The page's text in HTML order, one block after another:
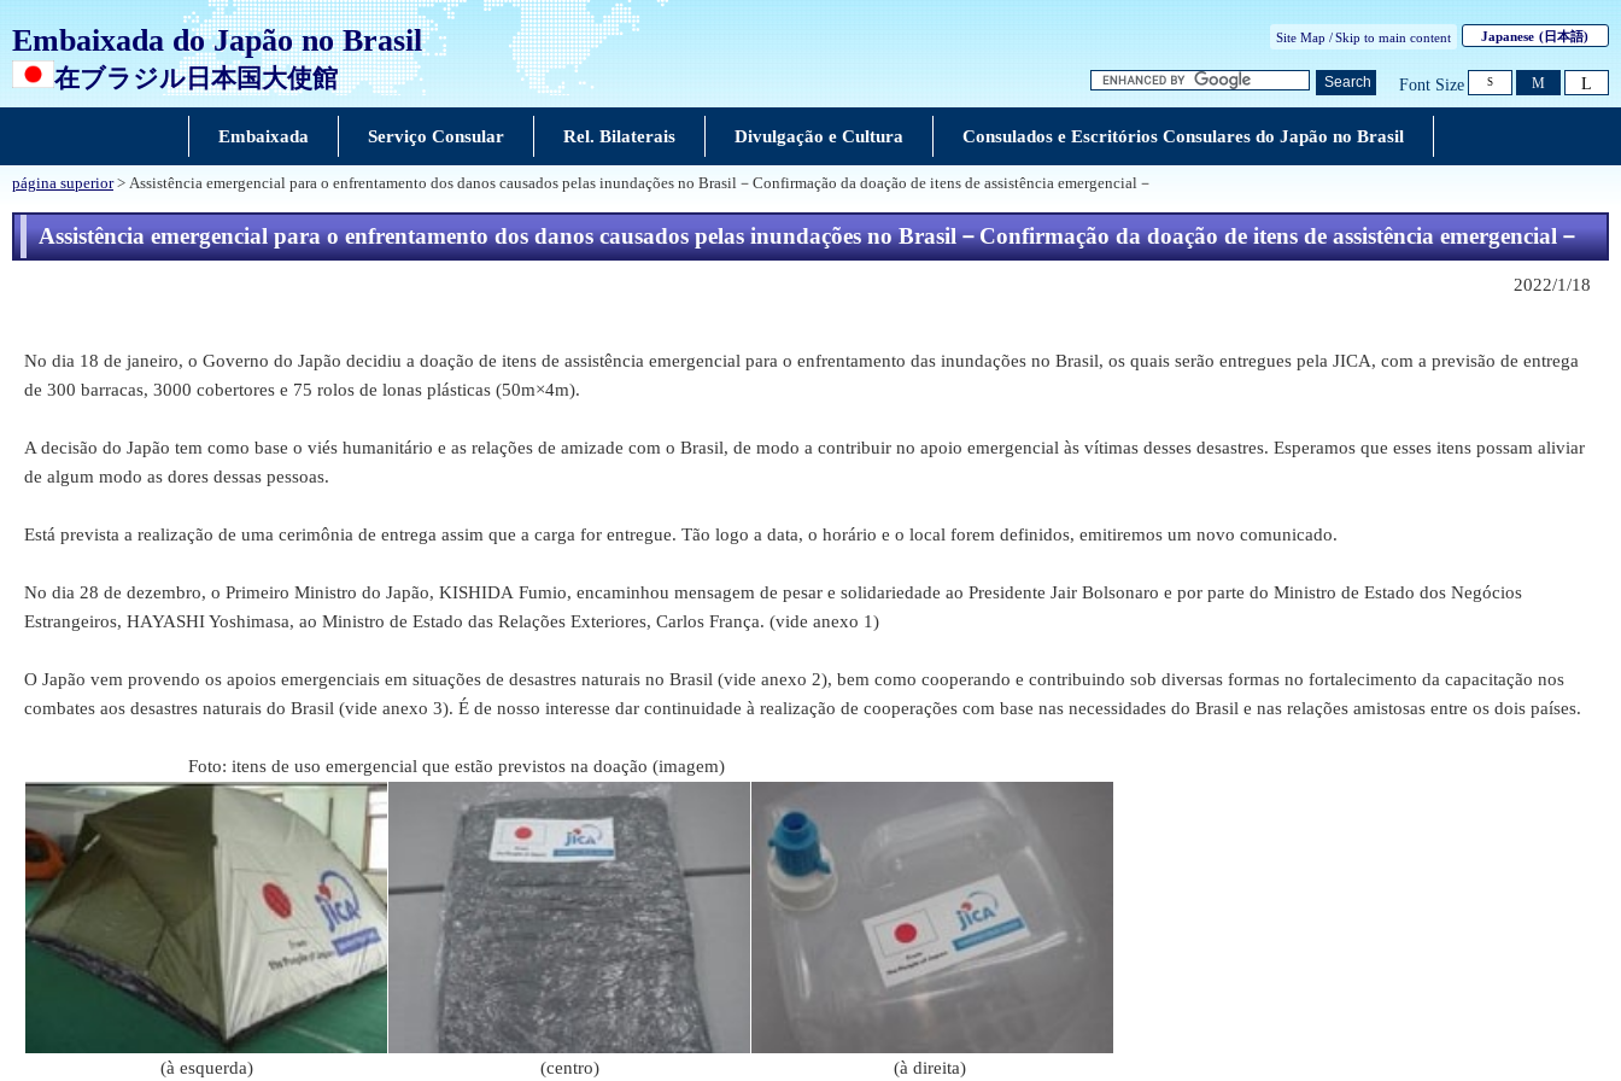
Embaixada do Japão no Brasil
在ブラジル日本国大使館
Site Map /Skip to main content Japanese (日本語)
Search Font Size S M L
Embaixada Serviço Consular Rel. Bilaterais Divulgação e Cultura Consulados e Escritórios Consulares do Japão no Brasil
página superior> Assistência emergencial para o enfrentamento dos danos causados pelas inundações no Brasil－Confirmação da doação de itens de assistência emergencial－
Assistência emergencial para o enfrentamento dos danos causados pelas inundações no Brasil－Confirmação da doação de itens de assistência emergencial－
2022/1/18
No dia 18 de janeiro, o Governo do Japão decidiu a doação de itens de assistência emergencial para o enfrentamento das inundações no Brasil, os quais serão entregues pela JICA, com a previsão de entrega
de 300 barracas, 3000 cobertores e 75 rolos de lonas plásticas (50m×4m).
A decisão do Japão tem como base o viés humanitário e as relações de amizade com o Brasil, de modo a contribuir no apoio emergencial às vítimas desses desastres. Esperamos que esses itens possam aliviar
de algum modo as dores dessas pessoas.
Está prevista a realização de uma cerimônia de entrega assim que a carga for entregue. Tão logo a data, o horário e o local forem definidos, emitiremos um novo comunicado.
No dia 28 de dezembro, o Primeiro Ministro do Japão, KISHIDA Fumio, encaminhou mensagem de pesar e solidariedade ao Presidente Jair Bolsonaro e por parte do Ministro de Estado dos Negócios
Estrangeiros, HAYASHI Yoshimasa, ao Ministro de Estado das Relações Exteriores, Carlos França. (vide anexo 1)
O Japão vem provendo os apoios emergenciais em situações de desastres naturais no Brasil (vide anexo 2), bem como cooperando e contribuindo sob diversas formas no fortalecimento da capacitação nos
combates aos desastres naturais do Brasil (vide anexo 3). É de nosso interesse dar continuidade à realização de cooperações com base nas necessidades do Brasil e nas relações amistosas entre os dois países.
Foto: itens de uso emergencial que estão previstos na doação (imagem)
(à esquerda) (centro) (à direita)